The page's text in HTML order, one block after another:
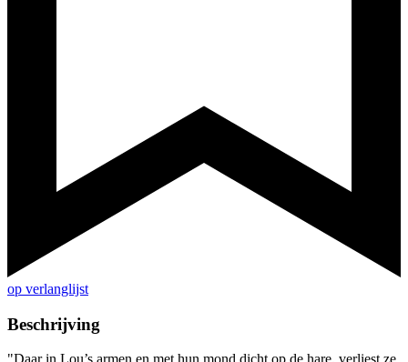
op verlanglijst
Beschrijving